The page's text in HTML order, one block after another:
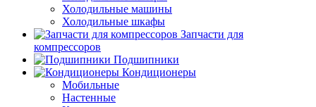
Холодильные машины
Холодильные шкафы
Запчасти для
компрессоров
Подшипники
Кондиционеры
Мобильные
Настенные